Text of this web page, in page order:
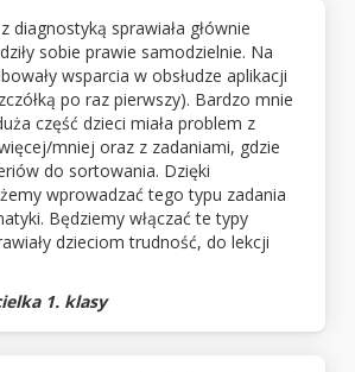
diagnostyką sprawiała głównie
sobie prawie samodzielnie. Na
wsparcia w obsłudze aplikacji
po raz pierwszy). Bardzo mnie
część dzieci miała problem z
mniej oraz z zadaniami, gdzie
do sortowania. Dzięki
wprowadzać tego typu zadania
Będziemy włączać te typy
dzieciom trudność, do lekcji
1. klasy